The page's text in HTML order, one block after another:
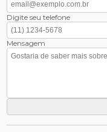
Digite seu telefone
Mensagem